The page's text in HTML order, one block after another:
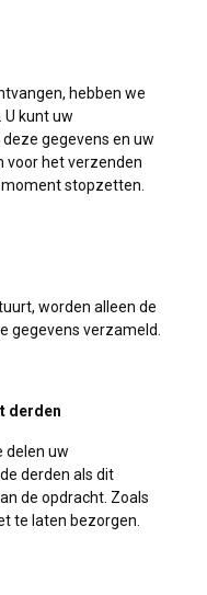
hebben we
U kunt uw
gegevens en uw
voor het verzenden
stopzetten.
worden alleen de
gegevens verzameld.
derden
delen uw
derden als dit
de opdracht. Zoals
te laten bezorgen.